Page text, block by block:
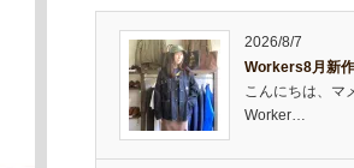
2026/8/7
Workers8月新
こんにちは、マ
Worker…